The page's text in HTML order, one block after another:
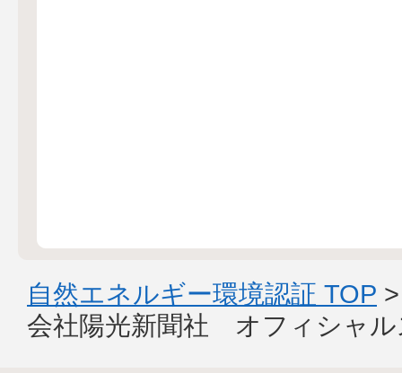
自然エネルギー環境認証 TOP
会社陽光新聞社 オフィシャル